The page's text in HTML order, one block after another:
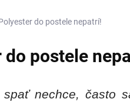
do postele nepatrí!
do postele
spať nechce, často